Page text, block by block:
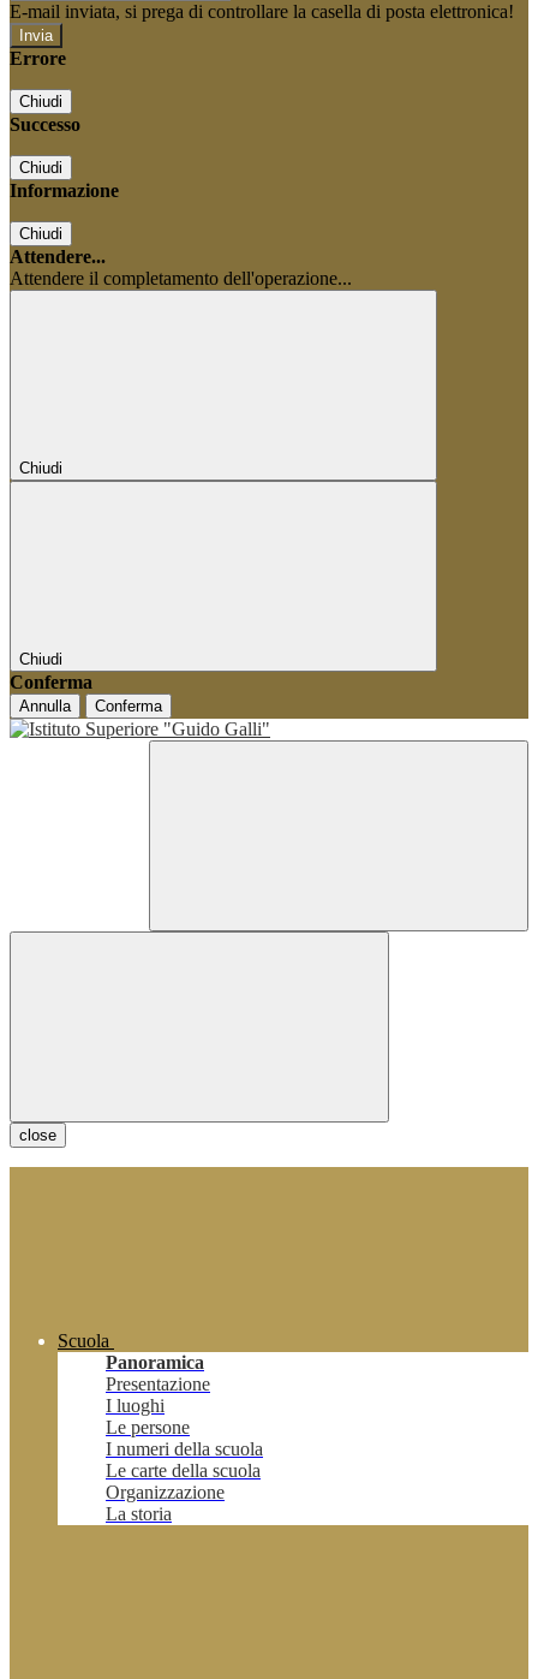
E-mail inviata, si prega di controllare la casella di posta elettronica!
Errore
Chiudi
Successo
Chiudi
Informazione
Chiudi
Attendere...
Attendere il completamento dell'operazione...
Chiudi
Chiudi
Conferma
Annulla Conferma
close
Scuola
Panoramica
Presentazione
I luoghi
Le persone
I numeri della scuola
Le carte della scuola
Organizzazione
La storia